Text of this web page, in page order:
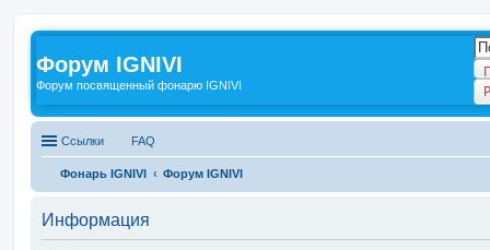
Форум IGNIVI
Форум посвященный фонарю IGNIVI
Ссылки FAQ
Фонарь IGNIVI Форум IGNIVI
Информация